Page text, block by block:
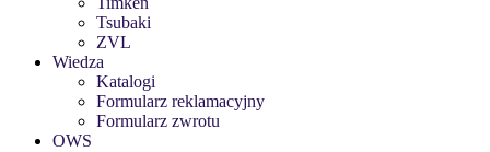
Tsubaki
ZVL
Wiedza
Katalogi
Formularz reklamacyjny
Formularz zwrotu
OWS